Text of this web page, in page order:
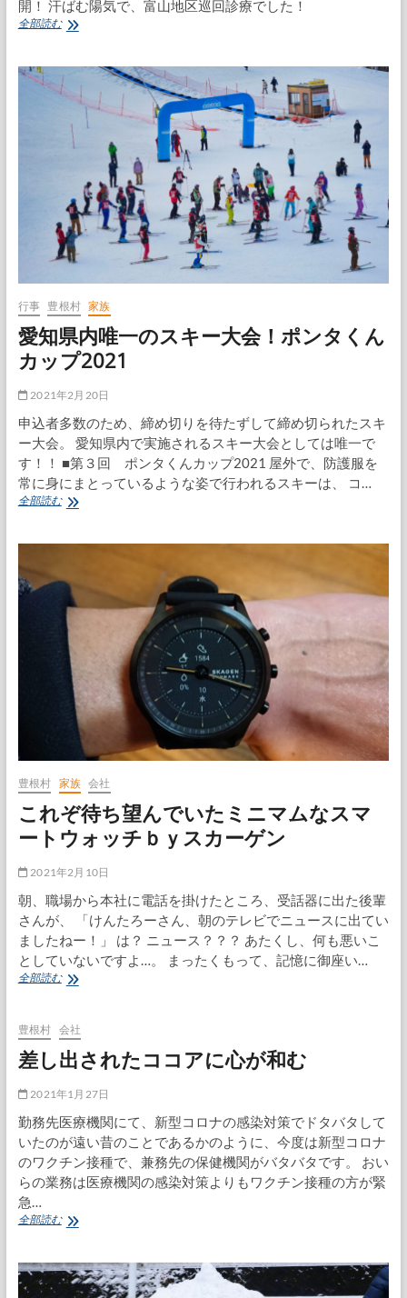
開！ 汗ばむ陽気で、富山地区巡回診療でした！
全部読むい
富
地
満
開
行事 豊根村 家族
愛知県内唯一のスキー大会！ポンタくん
カップ2021
2021年2月20日
申込者多数のため、締め切りを待たずして締め切られたスキ
ー大会。 愛知県内で実施されるスキー大会としては唯一で
す！！ ■第３回 ポンタくんカップ2021 屋外で、防護服を
常に身にまとっているような姿で行われるスキーは、 コ…
全部読む愛
一
の
ス
キ
ー
大
会！
ん
カ
ッ
プ
2021
豊根村 家族 会社
これぞ待ち望んでいたミニマムなスマ
ートウォッチｂｙスカーゲン
2021年2月10日
朝、職場から本社に電話を掛けたところ、受話器に出た後輩
さんが、 「けんたろーさん、朝のテレビでニュースに出てい
ましたねー！」 は？ ニュース？？？ あたくし、何も悪いこ
としていないですよ…。 まったくもって、記憶に御座い…
全部読むこ
待
ち
望
で
た
ミ
ニ
マ
ム
ス
ト
ウ
豊根村 会社
差し出されたココアに心が和む
2021年1月27日
勤務先医療機関にて、新型コロナの感染対策でドタバタして
いたのが遠い昔のことであるかのように、今度は新型コロナ
のワクチン接種で、兼務先の保健機関がバタバタです。 おい
らの業務は医療機関の感染対策よりもワクチン接種の方が緊
急…
全部読む差
さ
れ